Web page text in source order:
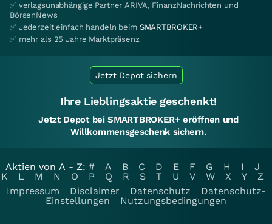
✅ verlagsunabhängige Partner ARIVA, FinanzNachrichten und
BörsenNews
✅ Jederzeit einfach handeln beim SMARTBROKER+
✅ mehr als 25 Jahre Marktpräsenz
Jetzt Depot sichern
Ihre Lieblingsaktie geschenkt!
Jetzt Depot bei SMARTBROKER+ eröffnen und
Willkommensgeschenk sichern.
Aktien von A - Z: # A B C D E F G H I
J
K
L M N O P Q R S T U V W X Y
Z
Impressum
Disclaimer Datenschutz
Datenschutz-
Einstellungen
Nutzungsbedingungen